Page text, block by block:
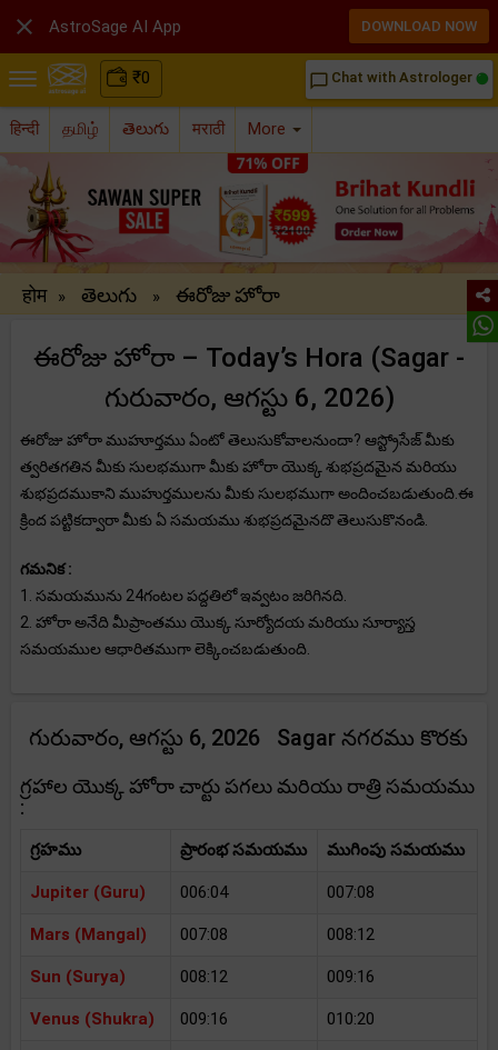
₹0 chat_bubble_outline Chat with Astrologer
हिन्दी தமிழ் తెలుగు मराठी More
होम » తెలుగు » ఈరోజు హోరా
ఈరోజు హోరా – Today’s Hora (Sagar -
గురువారం, ఆగస్టు 6, 2026)
ఈరోజు హోరా ముహూర్తము ఏంటో తెలుసుకోవాలనుందా? ఆస్ట్రోసేజ్ మీకు
త్వరితగతిన మీకు సులభముగా మీకు హోరా యొక్క శుభప్రదమైన మరియు
శుభప్రదముకాని ముహుర్తములను మీకు సులభముగా అందించబడుతుంది.ఈ
క్రింద పట్టికద్వారా మీకు ఏ సమయము శుభప్రదమైనదొ తెలుసుకొనండి.
గమనిక :
1. సమయమును 24గంటల పద్దతిలో ఇవ్వటం జరిగినది.
2. హోరా అనేది మీప్రాంతము యొక్క సూర్యోదయ మరియు సూర్యాస్త
సమయముల ఆధారితముగా లెక్కించబడుతుంది.
గురువారం, ఆగస్టు 6, 2026 Sagar నగరము కొరకు
గ్రహాల యొక్క హోరా చార్టు పగలు మరియు రాత్రి సమయము
:
గ్రహము ప్రారంభ సమయము ముగింపు సమయము
Jupiter (Guru) 006:04 007:08
Mars (Mangal) 007:08 008:12
Sun (Surya) 008:12 009:16
Venus (Shukra) 009:16 010:20
 AstroSage AI App DOWNLOAD NOW